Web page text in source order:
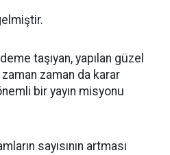
taşıyan, yapılan güzel
zaman da karar
bir yayın misyonu
sayısının artması